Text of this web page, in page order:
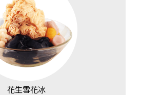
花生雪花冰